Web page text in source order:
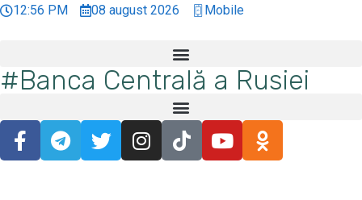
12:56 PM 08 august 2026 Mobile
#Banca Centrală a Rusiei